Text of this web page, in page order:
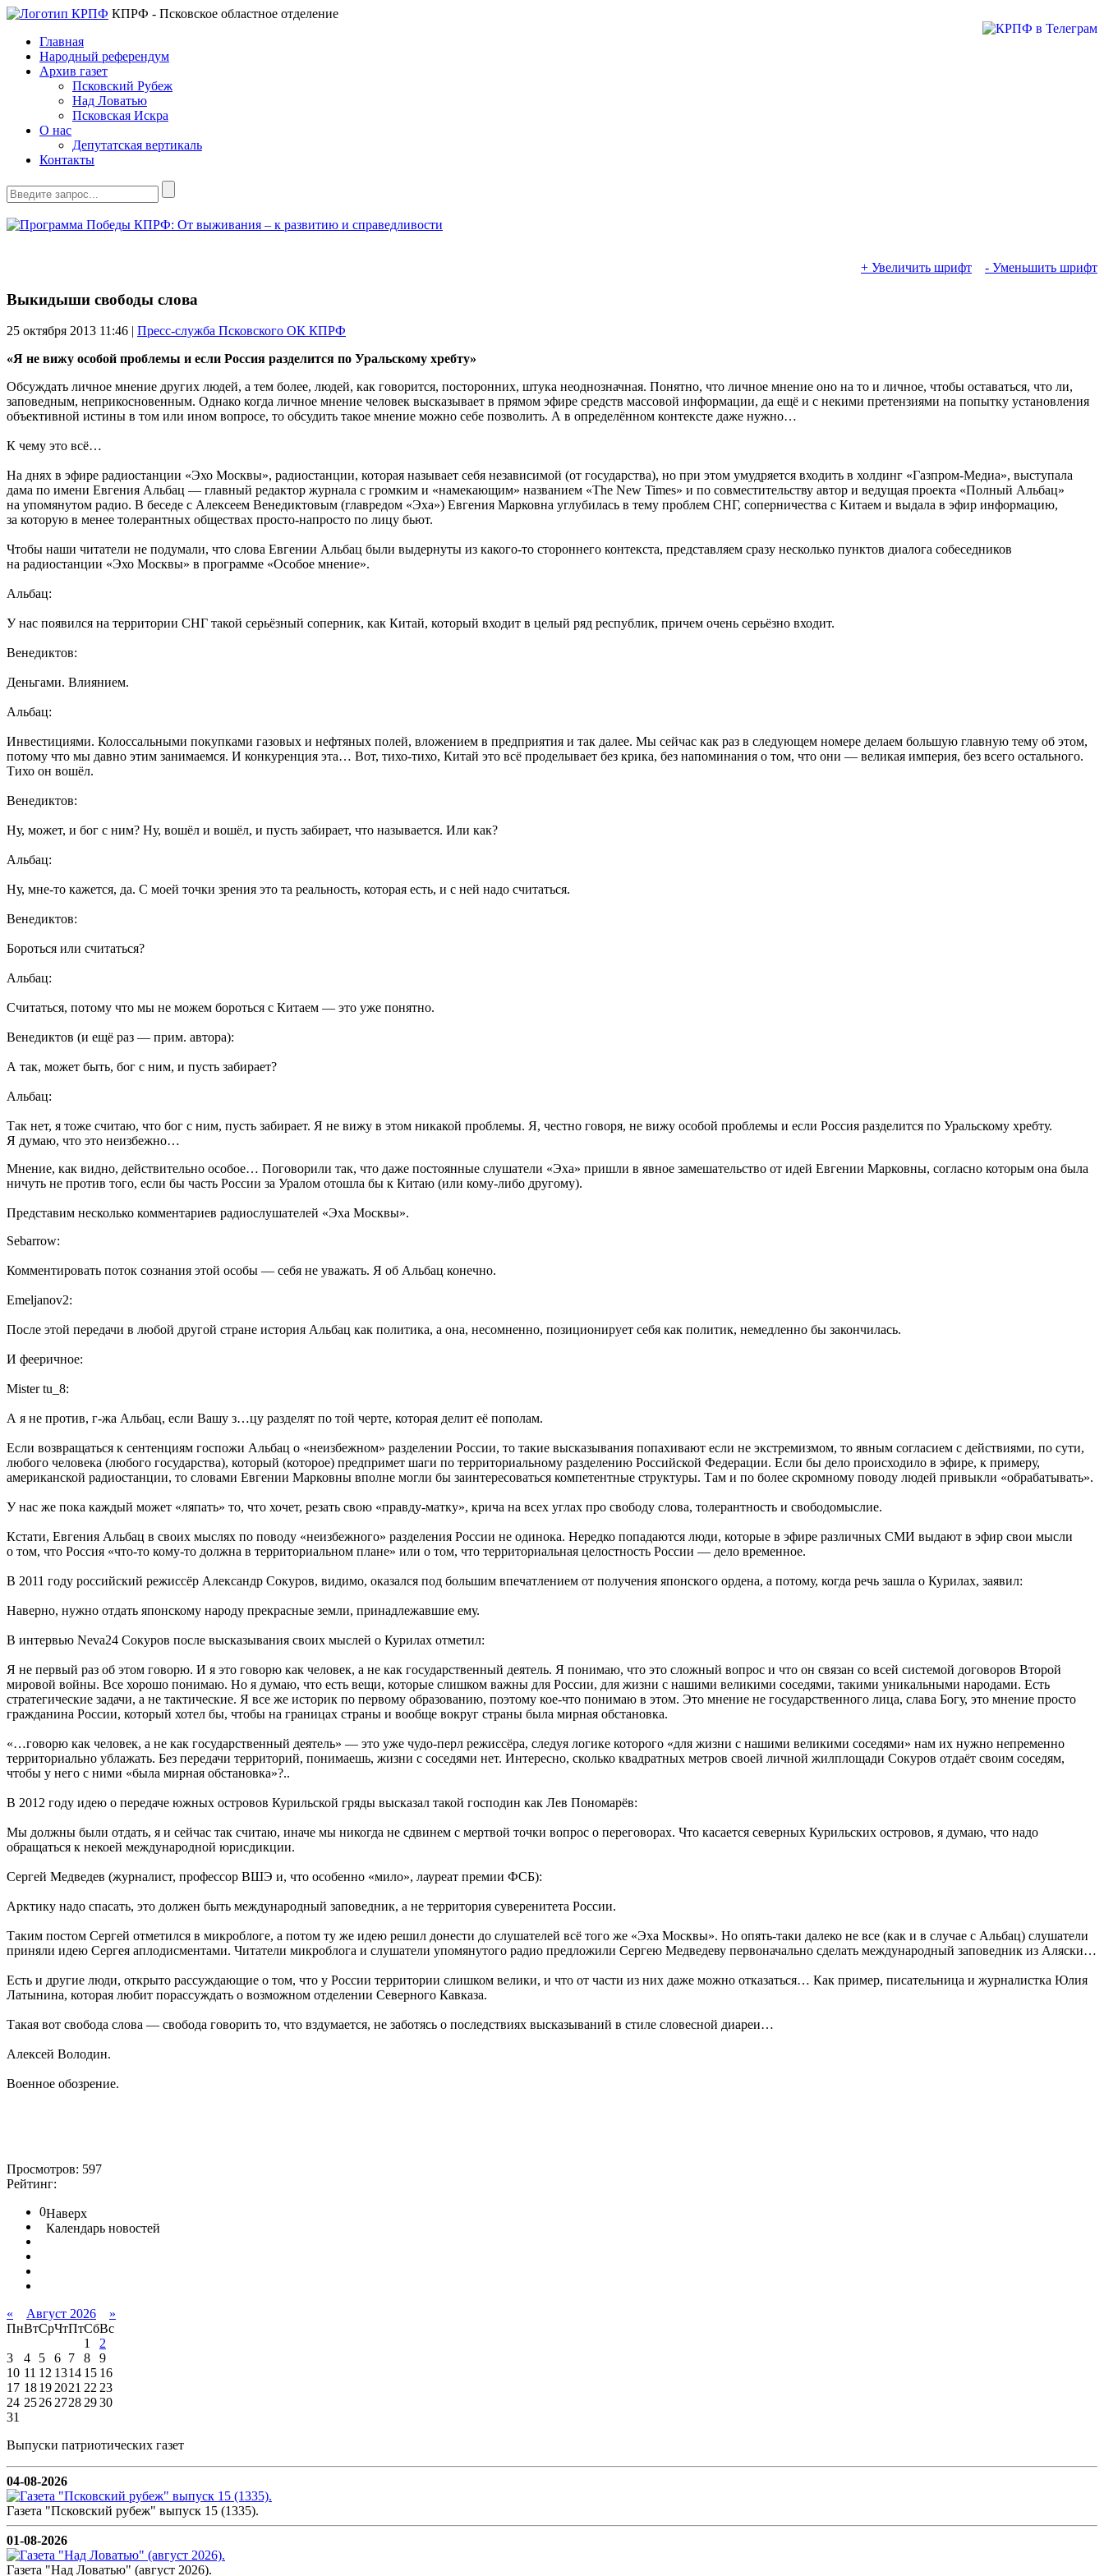
КПРФ - Псковское областное отделение
Главная
Народный референдум
Архив газет
Псковский Рубеж
Над Ловатью
Псковская Искра
О нас
Депутатская вертикаль
Контакты
+ Увеличить шрифт - Уменьшить шрифт
Выкидыши свободы слова
25 октября 2013 11:46 | Пресс-служба Псковского ОК КПРФ
«Я не вижу особой проблемы и если Россия разделится по Уральскому хребту»
Обсуждать личное мнение других людей, а тем более, людей, как говорится, посторонних, штука неоднозначная. Понятно, что личное мнение оно на то и личное, чтобы оставаться, что ли,
заповедным, неприкосновенным. Однако когда личное мнение человек высказывает в прямом эфире средств массовой информации, да ещё и с некими претензиями на попытку установления
объективной истины в том или ином вопросе, то обсудить такое мнение можно себе позволить. А в определённом контексте даже нужно…
К чему это всё…
На днях в эфире радиостанции «Эхо Москвы», радиостанции, которая называет себя независимой (от государства), но при этом умудряется входить в холдинг «Газпром-Медиа», выступала
дама по имени Евгения Альбац — главный редактор журнала c громким и «намекающим» названием «The New Times» и по совместительству автор и ведущая проекта «Полный Альбац»
на упомянутом радио. В беседе с Алексеем Венедиктовым (главредом «Эха») Евгения Марковна углубилась в тему проблем СНГ, соперничества с Китаем и выдала в эфир информацию,
за которую в менее толерантных обществах просто-напросто по лицу бьют.
Чтобы наши читатели не подумали, что слова Евгении Альбац были выдернуты из какого-то стороннего контекста, представляем сразу несколько пунктов диалога собеседников
на радиостанции «Эхо Москвы» в программе «Особое мнение».
Альбац:
У нас появился на территории СНГ такой серьёзный соперник, как Китай, который входит в целый ряд республик, причем очень серьёзно входит.
Венедиктов:
Деньгами. Влиянием.
Альбац:
Инвестициями. Колоссальными покупками газовых и нефтяных полей, вложением в предприятия и так далее. Мы сейчас как раз в следующем номере делаем большую главную тему об этом,
потому что мы давно этим занимаемся. И конкуренция эта… Вот, тихо-тихо, Китай это всё проделывает без крика, без напоминания о том, что они — великая империя, без всего остального.
Тихо он вошёл.
Венедиктов:
Ну, может, и бог с ним? Ну, вошёл и вошёл, и пусть забирает, что называется. Или как?
Альбац:
Ну, мне-то кажется, да. С моей точки зрения это та реальность, которая есть, и с ней надо считаться.
Венедиктов:
Бороться или считаться?
Альбац:
Считаться, потому что мы не можем бороться с Китаем — это уже понятно.
Венедиктов (и ещё раз — прим. автора):
А так, может быть, бог с ним, и пусть забирает?
Альбац:
Так нет, я тоже считаю, что бог с ним, пусть забирает. Я не вижу в этом никакой проблемы. Я, честно говоря, не вижу особой проблемы и если Россия разделится по Уральскому хребту.
Я думаю, что это неизбежно…
Мнение, как видно, действительно особое… Поговорили так, что даже постоянные слушатели «Эха» пришли в явное замешательство от идей Евгении Марковны, согласно которым она была
ничуть не против того, если бы часть России за Уралом отошла бы к Китаю (или кому-либо другому).
Представим несколько комментариев радиослушателей «Эха Москвы».
Sebarrow:
Комментировать поток сознания этой особы — себя не уважать. Я об Альбац конечно.
Emeljanov2:
После этой передачи в любой другой стране история Альбац как политика, а она, несомненно, позиционирует себя как политик, немедленно бы закончилась.
И фееричное:
Mister tu_8:
А я не против, г-жа Альбац, если Вашу з…цу разделят по той черте, которая делит её пополам.
Если возвращаться к сентенциям госпожи Альбац о «неизбежном» разделении России, то такие высказывания попахивают если не экстремизмом, то явным согласием с действиями, по сути,
любого человека (любого государства), который (которое) предпримет шаги по территориальному разделению Российской Федерации. Если бы дело происходило в эфире, к примеру,
американской радиостанции, то словами Евгении Марковны вполне могли бы заинтересоваться компетентные структуры. Там и по более скромному поводу людей привыкли «обрабатывать».
У нас же пока каждый может «ляпать» то, что хочет, резать свою «правду-матку», крича на всех углах про свободу слова, толерантность и свободомыслие.
Кстати, Евгения Альбац в своих мыслях по поводу «неизбежного» разделения России не одинока. Нередко попадаются люди, которые в эфире различных СМИ выдают в эфир свои мысли
о том, что Россия «что-то кому-то должна в территориальном плане» или о том, что территориальная целостность России — дело временное.
В 2011 году российский режиссёр Александр Сокуров, видимо, оказался под большим впечатлением от получения японского ордена, а потому, когда речь зашла о Курилах, заявил:
Наверно, нужно отдать японскому народу прекрасные земли, принадлежавшие ему.
В интервью Neva24 Сокуров после высказывания своих мыслей о Курилах отметил:
Я не первый раз об этом говорю. И я это говорю как человек, а не как государственный деятель. Я понимаю, что это сложный вопрос и что он связан со всей системой договоров Второй
мировой войны. Все хорошо понимаю. Но я думаю, что есть вещи, которые слишком важны для России, для жизни с нашими великими соседями, такими уникальными народами. Есть
стратегические задачи, а не тактические. Я все же историк по первому образованию, поэтому кое-что понимаю в этом. Это мнение не государственного лица, слава Богу, это мнение просто
гражданина России, который хотел бы, чтобы на границах страны и вообще вокруг страны была мирная обстановка.
«…говорю как человек, а не как государственный деятель» — это уже чудо-перл режиссёра, следуя логике которого «для жизни с нашими великими соседями» нам их нужно непременно
территориально ублажать. Без передачи территорий, понимаешь, жизни с соседями нет. Интересно, сколько квадратных метров своей личной жилплощади Сокуров отдаёт своим соседям,
чтобы у него с ними «была мирная обстановка»?..
В 2012 году идею о передаче южных островов Курильской гряды высказал такой господин как Лев Пономарёв:
Мы должны были отдать, я и сейчас так считаю, иначе мы никогда не сдвинем с мертвой точки вопрос о переговорах. Что касается северных Курильских островов, я думаю, что надо
обращаться к некоей международной юрисдикции.
Сергей Медведев (журналист, профессор ВШЭ и, что особенно «мило», лауреат премии ФСБ):
Арктику надо спасать, это должен быть международный заповедник, а не территория суверенитета России.
Таким постом Сергей отметился в микроблоге, а потом ту же идею решил донести до слушателей всё того же «Эха Москвы». Но опять-таки далеко не все (как и в случае с Альбац) слушатели
приняли идею Сергея аплодисментами. Читатели микроблога и слушатели упомянутого радио предложили Сергею Медведеву первоначально сделать международный заповедник из Аляски…
Есть и другие люди, открыто рассуждающие о том, что у России территории слишком велики, и что от части из них даже можно отказаться… Как пример, писательница и журналистка Юлия
Латынина, которая любит порассуждать о возможном отделении Северного Кавказа.
Такая вот свобода слова — свобода говорить то, что вздумается, не заботясь о последствиях высказываний в стиле словесной диареи…
Алексей Володин.
Военное обозрение.
Просмотров: 597
Рейтинг:
0Наверх
Календарь новостей
« Август 2026
»
ПнВтСрЧтПтСбВс
1
2
3
4 5 6 7 8
9
10 11 12 1314 15 16
17 18192021 2223
24 252627282930
31
Выпуски патриотических газет
04-08-2026
Газета "Псковский рубеж" выпуск 15 (1335).
01-08-2026
Газета "Над Ловатью" (август 2026).